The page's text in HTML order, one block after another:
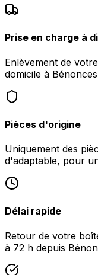
Prise en charge à
Enlèvement de
domicile à
Pièces d'origine
Uniquement des
d'adaptable, pour
Délai rapide
Retour de votre
à 72 h depuis